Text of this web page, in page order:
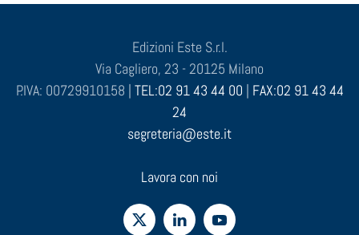
Edizioni Este S.r.l.
Via Cagliero, 23 - 20125 Milano
P.IVA: 00729910158 | TEL:02 91 43 44 00 | FAX:02 91 43 44
24
segreteria@este.it
Lavora con noi